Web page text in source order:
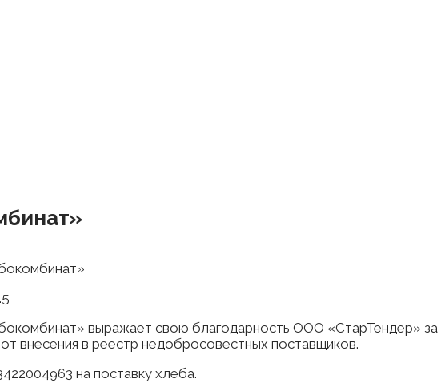
выражает свою благодарность ООО «СтарТендер» за
внесения в реестр недобросовестных поставщиков.
на поставку хлеба.